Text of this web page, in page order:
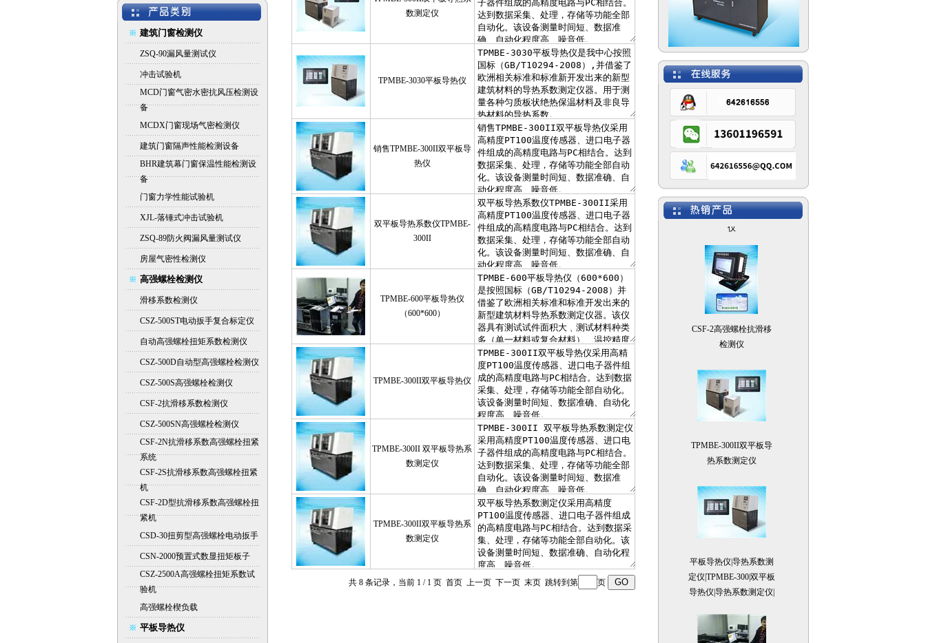
建筑门窗检测仪
ZSQ-90漏风量测试仪
冲击试验机
MCD门窗气密水密抗风压检测设
备
MCDX门窗现场气密检测仪
建筑门窗隔声性能检测设备
BHR建筑幕门窗保温性能检测设
备
门窗力学性能试验机
XJL-落锤式冲击试验机
ZSQ-89防火阀漏风量测试仪
房屋气密性检测仪
高强螺栓检测仪
滑移系数检测仪
CSZ-500ST电动扳手复合标定仪
自动高强螺栓扭矩系数检测仪
CSZ-500D自动型高强螺栓检测仪
CSZ-500S高强螺栓检测仪
CSF-2抗滑移系数检测仪
CSZ-500SN高强螺栓检测仪
CSF-2N抗滑移系数高强螺栓扭紧
系统
CSF-2S抗滑移系数高强螺栓扭紧
机
CSF-2D型抗滑移系数高强螺栓扭
紧机
CSD-30扭剪型高强螺栓电动扳手
CSN-2000预置式数显扭矩板子
CSZ-2500A高强螺栓扭矩系数试
验机
高强螺栓楔负载
平板导热仪
数测定仪
TPMBE-3030平板导热仪
销售TPMBE-300II双平板导
热仪
双平板导热系数仪TPMBE-
300II
TPMBE-600平板导热仪
（600*600）
TPMBE-300II双平板导热仪
TPMBE-300II 双平板导热系
数测定仪
TPMBE-300II双平板导热系
数测定仪
共 8 条记录，当前 1 / 1 页 首页 上一页 下一页 末页 跳转到第 页
CSZ-500D自动型高强螺
栓检测仪
CSZ-500S高强螺栓检测
仪
CSF-2高强螺栓抗滑移
TPMBE-300II双平板导
平板导热仪|导热系数测
导热仪|导热系数测定仪|